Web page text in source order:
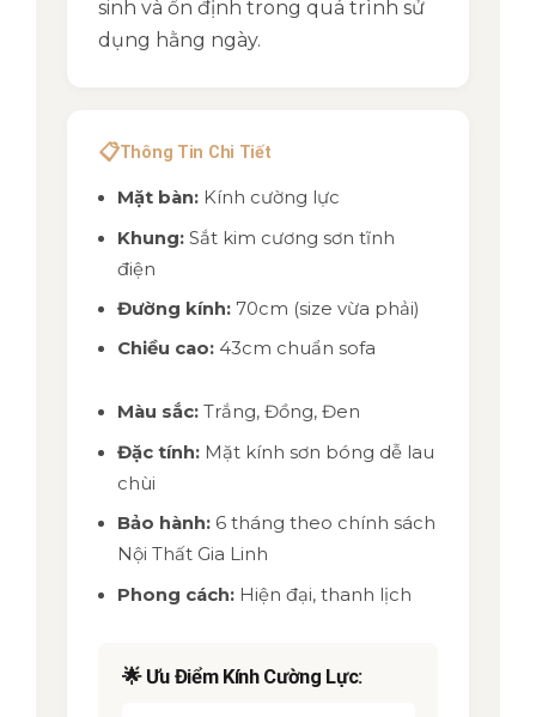
sinh và ổn định trong quá trình sử
dụng hằng ngày.
📋Thông Tin Chi Tiết
Mặt bàn: Kính cường lực
Khung: Sắt kim cương sơn tĩnh
điện
Đường kính: 70cm (size vừa phải)
Chiều cao: 43cm chuẩn sofa
Màu sắc: Trắng, Đồng, Đen
Đặc tính: Mặt kính sơn bóng dễ lau
chùi
Bảo hành: 6 tháng theo chính sách
Nội Thất Gia Linh
Phong cách: Hiện đại, thanh lịch
🌟 Ưu Điểm Kính Cường Lực: